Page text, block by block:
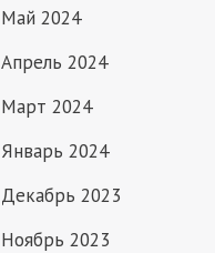
Май 2024
Апрель 2024
Март 2024
Январь 2024
Декабрь 2023
Ноябрь 2023